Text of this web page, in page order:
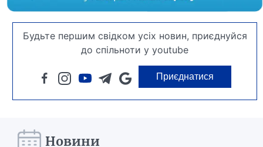
Будьте першим свідком усіх новин, приєднуйся
до спільноти у youtube
Приєднатися
Новини